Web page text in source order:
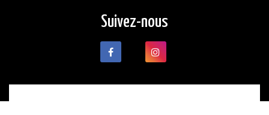
Suivez-nous